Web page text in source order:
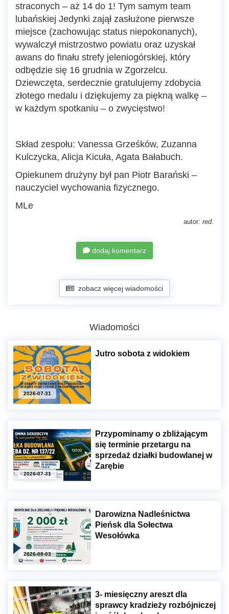
straconych – aż 14 do 1! Tym samym team
lubańskiej Jedynki zajął zasłużone pierwsze
miejsce (zachowując status niepokonanych),
wywalczył mistrzostwo powiatu oraz uzyskał
awans do finału strefy jeleniogórskiej, który
odbędzie się 16 grudnia w Zgorzelcu.
Dziewczęta, serdecznie gratulujemy zdobycia
złotego medalu i dziękujemy za piękną walkę –
w każdym spotkaniu – o zwycięstwo!
Skład zespołu: Vanessa Grześków, Zuzanna
Kulczycka, Alicja Kicuła, Agata Bałabuch.
Opiekunem drużyny był pan Piotr Barański –
nauczyciel wychowania fizycznego.
MLe
autor: red.
dodaj komentarz
zobacz więcej wiadomości
Wiadomości
2026-07-31
Jutro sobota z widokiem
2026-07-31
Przypominamy o zbliżającym
się terminie przetargu na
sprzedaż działki budowlanej w
Zarębie
2026-08-03
Darowizna Nadleśnictwa
Pieńsk dla Sołectwa
Wesołówka
3- miesięczny areszt dla
sprawcy kradzieży rozbójniczej